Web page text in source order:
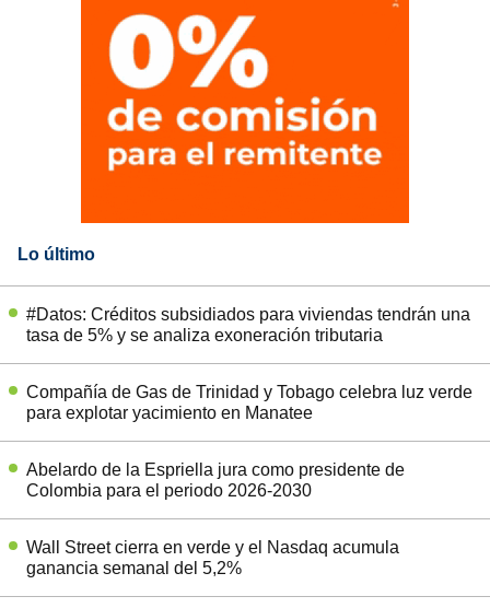
Lo último
#Datos: Créditos subsidiados para viviendas tendrán una
tasa de 5% y se analiza exoneración tributaria
Compañía de Gas de Trinidad y Tobago celebra luz verde
para explotar yacimiento en Manatee
Abelardo de la Espriella jura como presidente de
Colombia para el periodo 2026-2030
Wall Street cierra en verde y el Nasdaq acumula
ganancia semanal del 5,2%